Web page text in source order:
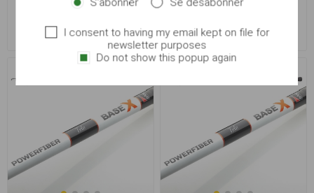
€ 30,86 € 37,04 € 30,86
I consent to having my email kept on file for
newsletter purposes
Do not show this popup again